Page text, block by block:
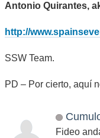
Antonio Quirantes,
http://
SSW Team.
PD – Por cierto, aquí
Fideo